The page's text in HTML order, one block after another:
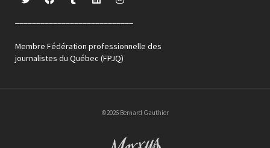
Membre Fédération professionnelle des
journalistes du Québec (FPJQ)
©2026 Bernard Gauthier